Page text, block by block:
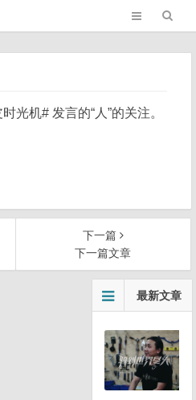
光机# 发言的“人”的关注。
下一篇
下一篇文章
最新文章